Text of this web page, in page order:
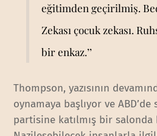
eğitimden geçirilmiş.
Zekası çocuk zekası.
bir enkaz.’’
Thompson, yazısının
oynamaya başlıyor ve
partisine katılmış bir